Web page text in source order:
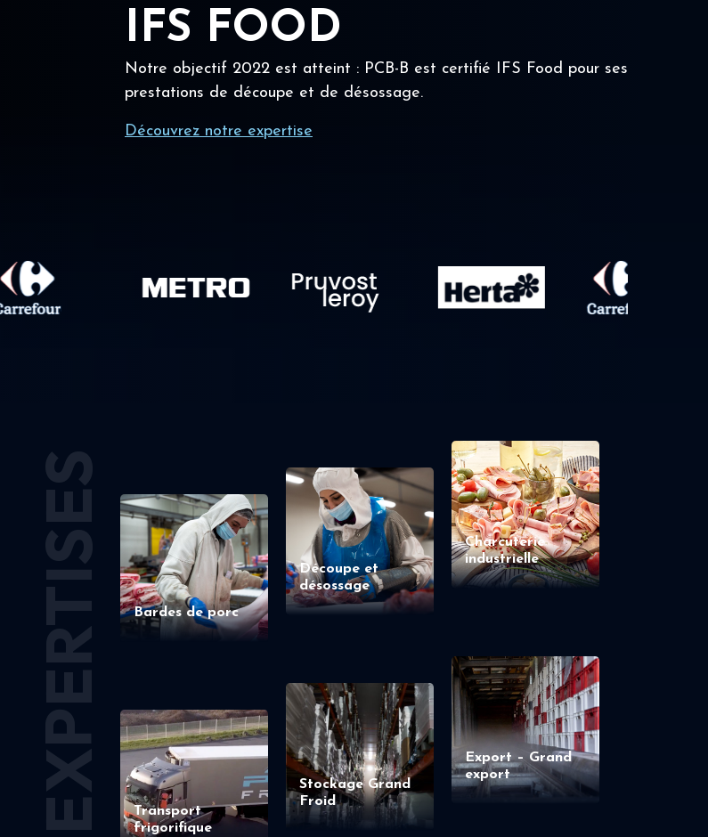
IFS FOOD
Notre objectif 2022 est atteint : PCB-B est certifié IFS Food pour ses
prestations de découpe et de désossage.
Découvrez notre expertise
EXPERTISES Bardes de porc
Découpe et
désossage
Charcuterie
industrielle
Transport
frigorifique
Stockage Grand
Froid
Export – Grand
export